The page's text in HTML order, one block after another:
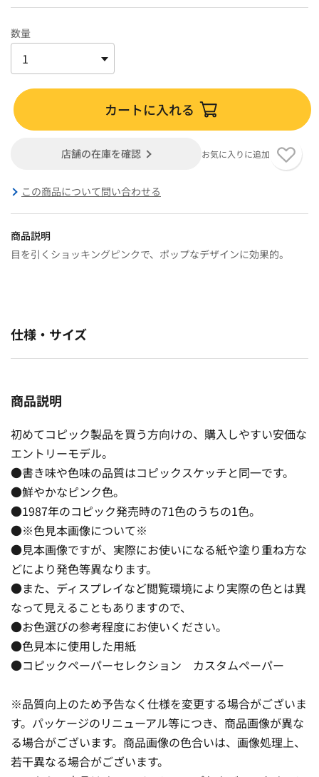
数量
カートに入れる
店舗の在庫を確認 お気に入りに追加
この商品について問い合わせる
商品説明
目を引くショッキングピンクで、ポップなデザインに効果的。
仕様・サイズ
商品説明
初めてコピック製品を買う方向けの、購入しやすい安価な
エントリーモデル。
●書き味や色味の品質はコピックスケッチと同一です。
●鮮やかなピンク色。
●1987年のコピック発売時の71色のうちの1色。
●※色見本画像について※
●見本画像ですが、実際にお使いになる紙や塗り重ね方な
どにより発色等異なります。
●また、ディスプレイなど閲覧環境により実際の色とは異
なって見えることもありますので、
●お色選びの参考程度にお使いください。
●色見本に使用した用紙
●コピックペーパーセレクション カスタムペーパー
※品質向上のため予告なく仕様を変更する場合がございま
す。パッケージのリニューアル等につき、商品画像が異な
る場合がございます。商品画像の色合いは、画像処理上、
若干異なる場合がございます。